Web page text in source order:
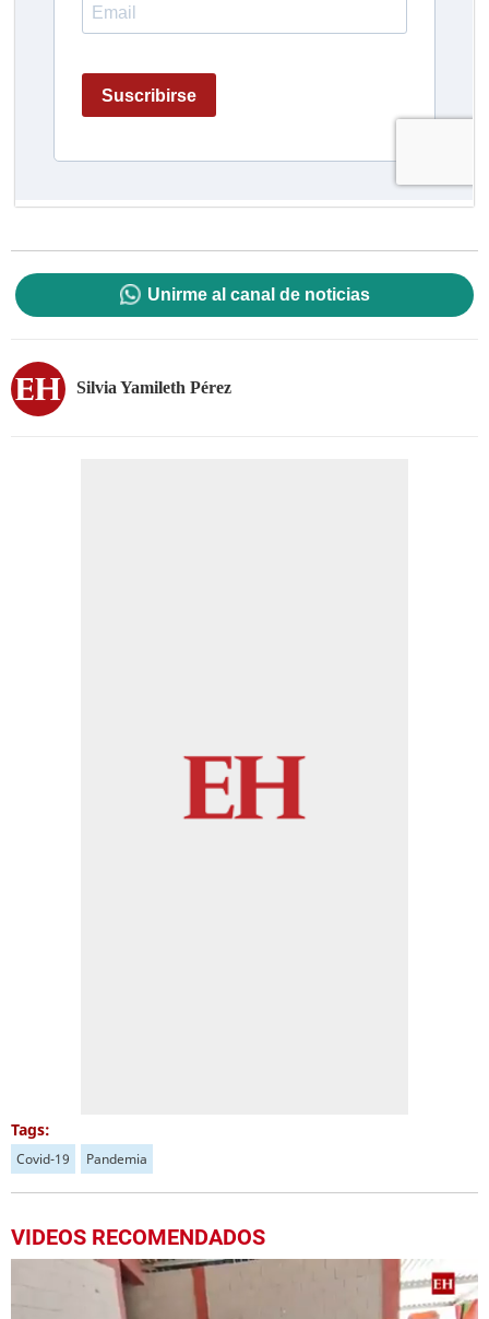
Unirme al canal de noticias
Silvia Yamileth Pérez
Tags:
Covid-19 Pandemia
VIDEOS RECOMENDADOS